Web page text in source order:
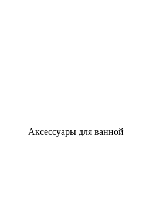
Аксессуары для ванной